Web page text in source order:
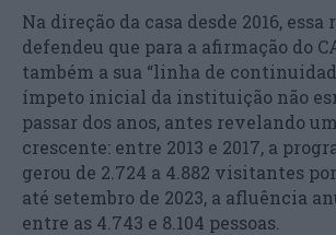
Na direção da casa desde 2016, essa
defendeu que para a afirmação do
também a sua “linha de
ímpeto inicial da instituição não
passar dos anos, antes revelando
crescente: entre 2013 e 2017, a
gerou de 2.724 a 4.882 visitantes por
até setembro de 2023, a afluência
entre as 4.743 e 8.104 pessoas.